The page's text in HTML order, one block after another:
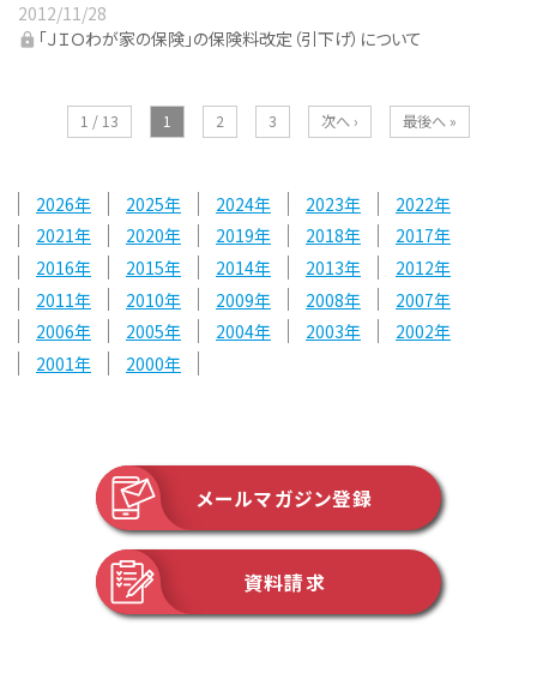
2012/11/28
「ＪＩＯわが家の保険」の保険料改定（引下げ）について
1 / 13 1 2 3 次へ › 最後へ »
2026 2025 2024 2023
2022
2021
2020 2019 2018
2017
2016
2015 2014 2013
2012
2011
2010 2009 2008
2007
2006
2005 2004 2003
2002
2001
2000
メールマガジン登録
資料請求